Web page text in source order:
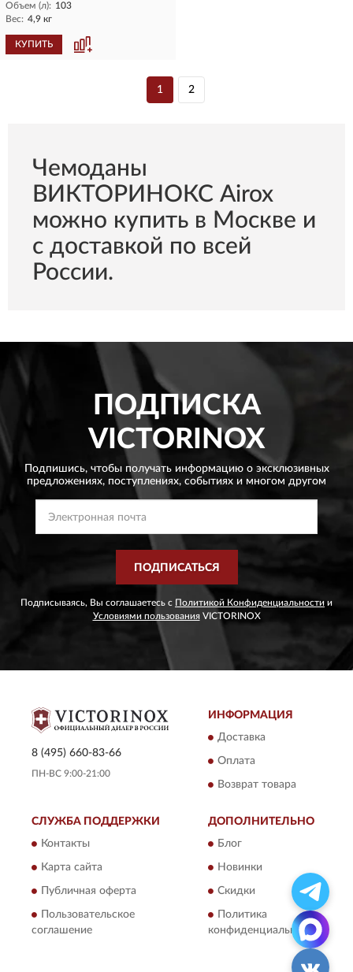
Объем (л): 103
Вес: 4,9 кг
КУПИТЬ
1 2
Чемоданы
ВИКТОРИНОКС Airox
можно купить в Москве и
с доставкой по всей
России.
ПОДПИСКА
VICTORINOX
Подпишись, чтобы получать информацию о эксклюзивных
предложениях, поступлениях, событиях и многом другом
ПОДПИСАТЬСЯ
Подписываясь, Вы соглашаетесь с Политикой Конфиденциальности и
Условиями пользованияVICTORINOX
8 (495) 660-83-66
ПН-ВС 9:00-21:00
ИНФОРМАЦИЯ
Доставка
Оплата
Возврат товара
СЛУЖБА ПОДДЕРЖКИ
Контакты
Карта сайта
Публичная оферта
Пользовательское
соглашение
ДОПОЛНИТЕЛЬНО
Блог
Новинки
Скидки
Политика
конфиденциальности